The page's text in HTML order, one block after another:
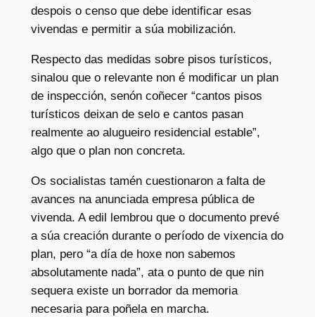
despois o censo que debe identificar esas
vivendas e permitir a súa mobilización.
Respecto das medidas sobre pisos turísticos,
sinalou que o relevante non é modificar un plan
de inspección, senón coñecer “cantos pisos
turísticos deixan de selo e cantos pasan
realmente ao alugueiro residencial estable”,
algo que o plan non concreta.
Os socialistas tamén cuestionaron a falta de
avances na anunciada empresa pública de
vivenda. A edil lembrou que o documento prevé
a súa creación durante o período de vixencia do
plan, pero “a día de hoxe non sabemos
absolutamente nada”, ata o punto de que nin
sequera existe un borrador da memoria
necesaria para poñela en marcha.